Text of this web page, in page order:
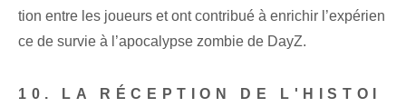
tion entre les joueurs et ont contribué à enrichir l’expérien
ce de survie à l’apocalypse zombie de DayZ.
10. LA RÉCEPTION DE L'HISTOI